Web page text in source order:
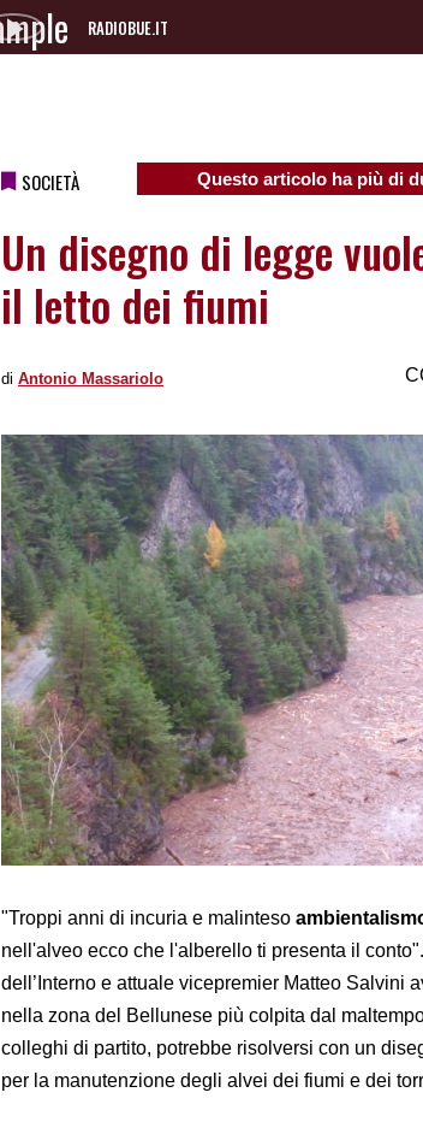
RADIOBUE.IT
Audio
SOCIETÀ Questo articolo ha più di
Un disegno di legge
il letto dei fiumi
di Antonio Massariolo
"Troppi anni di incuria e malinteso
nell'alveo ecco che l'alberello ti presenta il
dell’Interno e attuale vicepremier Matteo Salvini
nella zona del Bellunese più colpita dal
colleghi di partito, potrebbe risolversi con un
per la manutenzione degli alvei dei fiumi e dei